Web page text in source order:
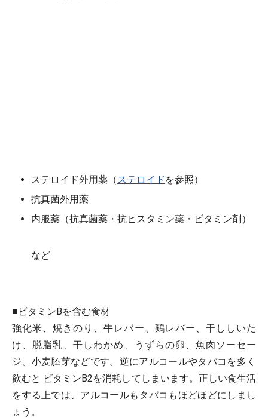
ステロイド外用薬（ステロイド を参照）
抗真菌外用薬
内服薬（抗真菌薬・抗ヒスタミン薬・ビタミン剤）
など
■ビタミンBを含む食材
強化米、焼きのり、牛レバー、鶏レバー、干ししいた
け、脱脂乳、干しわかめ、うずらの卵、魚肉ソーセー
ジ、小麦胚芽などです。逆にアルコールやタバコを多く
飲むと ビタミンB2を消耗してしまいます。正しい食生活
をする上では、アルコールもタバコもほどほどにしまし
ょう。